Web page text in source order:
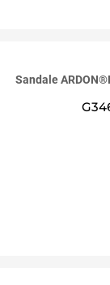
Sandale